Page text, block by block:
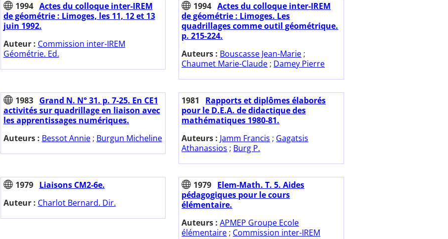
1994 Actes du colloque inter-IREM
de géométrie : Limoges, les 11, 12 et 13
juin 1992.
Auteur : Commission inter-IREM
Géométrie. Ed.
1994 Actes du colloque inter-IREM
de géométrie : Limoges. Les
quadrillages comme outil géométrique.
p. 215-224.
Auteurs : Bouscasse Jean-Marie ;
Chaumet Marie-Claude ; Damey Pierre
1983
Grand N. N° 31. p. 7-25. En CE1
activités sur quadrillage en liaison avec
les apprentissages numériques.
Auteurs : Bessot Annie; Burgun Micheline
1981
Rapports et diplômes élaborés
pour le D.E.A. de didactique des
mathématiques 1980-81.
Auteurs : Jamm Francis ; Gagatsis
Athanassios ; Burg P.
1979
Liaisons CM2-6e.
Auteur : Charlot Bernard. Dir.
1979 Elem-Math. T. 5. Aides
pédagogiques pour le cours
élémentaire.
Auteurs :APMEP Groupe Ecole
élémentaire ; Commission inter-IREM